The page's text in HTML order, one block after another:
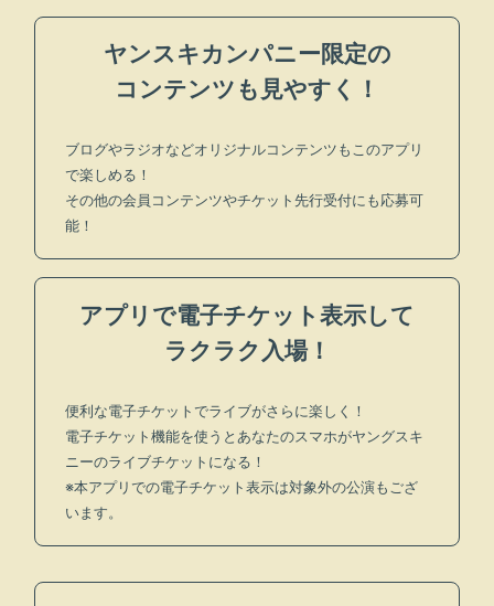
ヤンスキカンパニー限定の
コンテンツも見やすく！
ブログやラジオなどオリジナルコンテンツもこのアプリ
で楽しめる！
その他の会員コンテンツやチケット先行受付にも応募可
能！
アプリで電子チケット表示して
ラクラク入場！
便利な電子チケットでライブがさらに楽しく！
電子チケット機能を使うとあなたのスマホがヤングスキ
ニーのライブチケットになる！
※本アプリでの電子チケット表示は対象外の公演もござ
います。